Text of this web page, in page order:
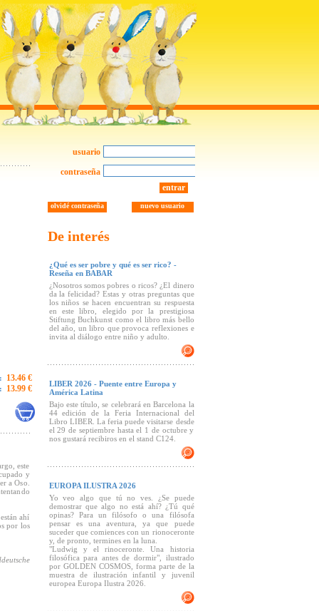
13.46 €
13.99 €
este
y
a Oso.
ahí
por los
usuario
contraseña
entrar
nuevo usuario
olvidé contraseña
De interés
¿Qué es ser pobre y qué es ser rico? -
Reseña en BABAR
¿Nosotros somos pobres o ricos? ¿El dinero
da la felicidad? Estas y otras preguntas que
los niños se hacen encuentran su respuesta
en este libro, elegido por la prestigiosa
Stiftung Buchkunst como el libro más bello
del año, un libro que provoca reflexiones e
invita al diálogo entre niño y adulto.
LIBER 2026 - Puente entre Europa y
América Latina
Bajo este título, se celebrará en Barcelona la
44 edición de la Feria Internacional del
Libro LIBER. La feria puede visitarse desde
el 29 de septiembre hasta el 1 de octubre y
nos gustará recibiros en el stand C124.
EUROPA ILUSTRA 2026
Yo veo algo que tú no ves. ¿Se puede
demostrar que algo no está ahí? ¿Tú qué
opinas? Para un filósofo o una filósofa
pensar es una aventura, ya que puede
suceder que comiences con un rionoceronte
y, de pronto, termines en la luna.
"Ludwig y el rinoceronte. Una historia
filosófica para antes de dormir", ilustrado
por GOLDEN COSMOS, forma parte de la
muestra de ilustración infantil y juvenil
europea Europa Ilustra 2026.